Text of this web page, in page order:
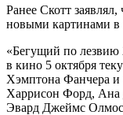
Ранее Скотт
новыми картинами в
«Бегущий по лезвию
в кино 5 октября
Хэмптона Фанчера и
Харрисон Форд, Ана
Эвард Джеймс Олмос